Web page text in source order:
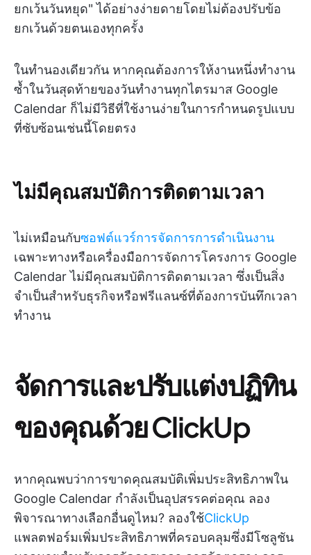
ยกเว้นวันหยุด" ได้อย่างง่ายดายโดยไม่ต้องปรับข้อ
ยกเว้นด้วยตนเองทุกครั้ง
ในทำนองเดียวกัน หากคุณต้องการให้งานหนึ่งทำงาน
ซ้ำในวันสุดท้ายของวันทำงานทุกไตรมาส Google
Calendar ก็ไม่มีวิธีที่ใช้งานง่ายในการกำหนดรูปแบบ
ที่ซับซ้อนเช่นนี้โดยตรง
ไม่มีคุณสมบัติการติดตามเวลา
ไม่เหมือนกับซอฟต์แวร์การจัดการการดำเนินงาน
เฉพาะทางหรือเครื่องมือการจัดการโครงการ Google
Calendar ไม่มีคุณสมบัติการติดตามเวลา ซึ่งเป็นสิ่ง
จำเป็นสำหรับธุรกิจหรือฟรีแลนซ์ที่ต้องการบันทึกเวลา
ทำงาน
จัดการและปรับแต่งปฏิทิน
ของคุณด้วย ClickUp
หากคุณพบว่าการขาดคุณสมบัติเพิ่มประสิทธิภาพใน
Google Calendar กำลังเป็นอุปสรรคต่อคุณ ลอง
พิจารณาทางเลือกอื่นดูไหม? ลองใช้ClickUp
แพลตฟอร์มเพิ่มประสิทธิภาพที่ครอบคลุมซึ่งมีโซลูชัน